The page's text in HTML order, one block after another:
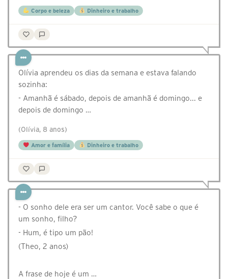
Corpo e beleza Dinheiro e trabalho
⁣Olívia aprendeu os dias da semana e estava falando
sozinha:
- Amanhã é sábado, depois de amanhã é domingo... e
depois de domingo …
(Olívia, 8 anos)
Amor e família Dinheiro e trabalho
- O sonho dele era ser um cantor. Você sabe o que é
um sonho, filho?
- Hum, é tipo um pão!
(Theo, 2 anos)⠀
A frase de hoje é um …